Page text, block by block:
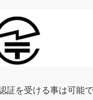
証を受ける事は可能